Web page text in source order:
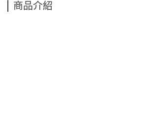
商品介紹